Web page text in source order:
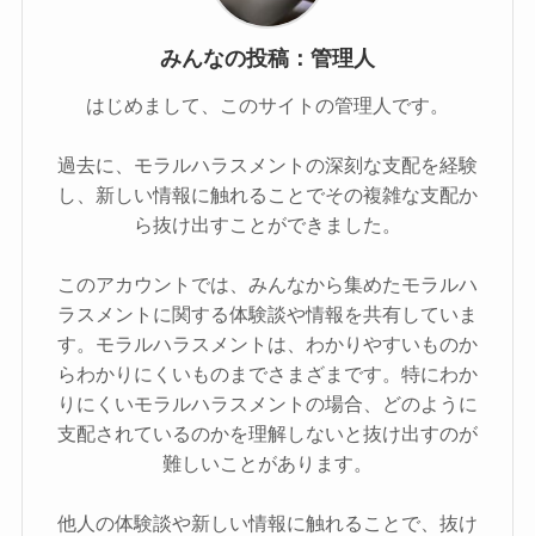
みんなの投稿：管理人
はじめまして、このサイトの管理人です。
過去に、モラルハラスメントの深刻な支配を経験
し、新しい情報に触れることでその複雑な支配か
ら抜け出すことができました。
このアカウントでは、みんなから集めたモラルハ
ラスメントに関する体験談や情報を共有していま
す。モラルハラスメントは、わかりやすいものか
らわかりにくいものまでさまざまです。特にわか
りにくいモラルハラスメントの場合、どのように
支配されているのかを理解しないと抜け出すのが
難しいことがあります。
他人の体験談や新しい情報に触れることで、抜け